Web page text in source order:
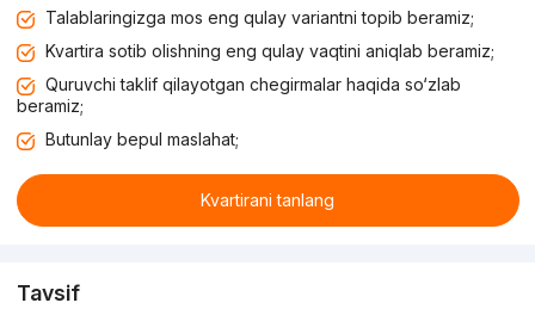
Talablaringizga mos eng qulay variantni topib beramiz;
Kvartira sotib olishning eng qulay vaqtini aniqlab beramiz;
Quruvchi taklif qilayotgan chegirmalar haqida so‘zlab
beramiz;
Butunlay bepul maslahat;
Kvartirani tanlang
Tavsif